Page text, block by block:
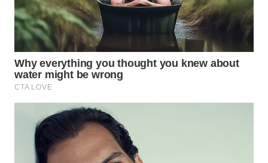
WN
MALUKU
WN
MALUT
DAIRI
WN